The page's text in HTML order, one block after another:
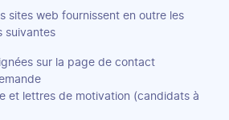
sites web fournissent en outre les
suivantes
sur la page de contact
et lettres de motivation (candidats à